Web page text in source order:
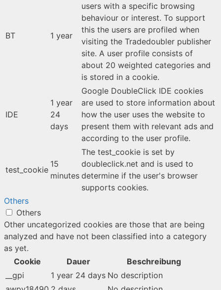
BT 1 year
users with a specific browsing
behaviour or interest. To support
this the users are profiled when
visiting the Tradedoubler publisher
site. A user profile consists of
about 20 weighted categories and
is stored in a cookie.
IDE
1 year
24
days
Google DoubleClick IDE cookies
are used to store information about
how the user uses the website to
present them with relevant ads and
according to the user profile.
test_cookie
15
minutes
The test_cookie is set by
doubleclick.net and is used to
determine if the user's browser
supports cookies.
Others
Others
Other uncategorized cookies are those that are being
analyzed and have not been classified into a category
as yet.
Cookie
Dauer
Beschreibung
__gpi
1 year 24 days No description